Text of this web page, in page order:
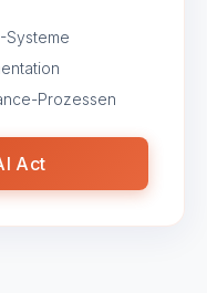
Systeme
Prozessen
Act